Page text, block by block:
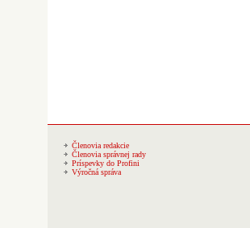
Členovia redakcie
Členovia správnej rady
Príspevky do Profini
Výročná správa